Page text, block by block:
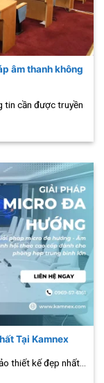
âm thanh không
tin cần được truyền
Tại Kamnex
thiết kế đẹp nhất...